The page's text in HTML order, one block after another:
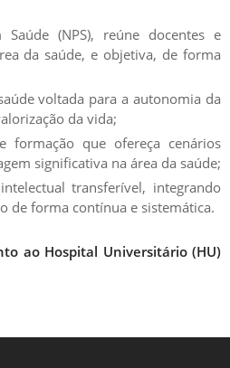
(NPS), reúne docentes e
da saúde, e objetiva, de forma
voltada para a autonomia da
da vida;
formação que ofereça cenários
significativa na área da saúde;
transferível, integrando
de forma contínua e sistemática.
ao Hospital Universitário (HU)